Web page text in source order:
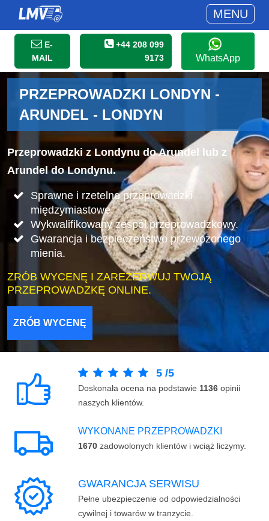
MENU
E-
MAIL
+44 208 099
9173
WhatsApp
PRZEPROWADZKI LONDYN -
ARUNDEL - LONDYN
Przeprowadzki z Londynu do Arundel lub z
Arundel do Londynu.
Sprawne i rzetelne przeprowadzki
międzymiastowe.
Wykwalifikowany zespół przeprowadzkowy.
Gwarancja i bezpieczeństwo przewożonego
mienia.
ZRÓB WYCENĘ I ZAREZERWUJ TWOJĄ
PRZEPROWADZKĘ ONLINE.
ZRÓB WYCENĘ
5 /5
Doskonała ocena na podstawie 1136 opinii
naszych klientów.
WYKONANE PRZEPROWADZKI
1670 zadowolonych klientów i wciąż liczymy.
GWARANCJA SERWISU
Pełne ubezpieczenie od odpowiedzialności
cywilnej i towarów w tranzycie.